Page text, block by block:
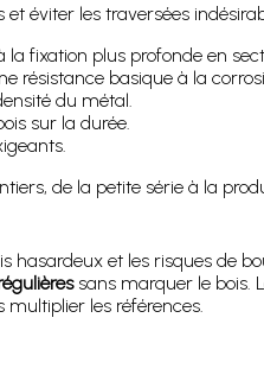
éviter les traversées
fixation plus profonde en
résistance basique à la
du métal.
sur la durée.
de la petite série à la
hasardeux et les risques de
sans marquer le bois.
les références.